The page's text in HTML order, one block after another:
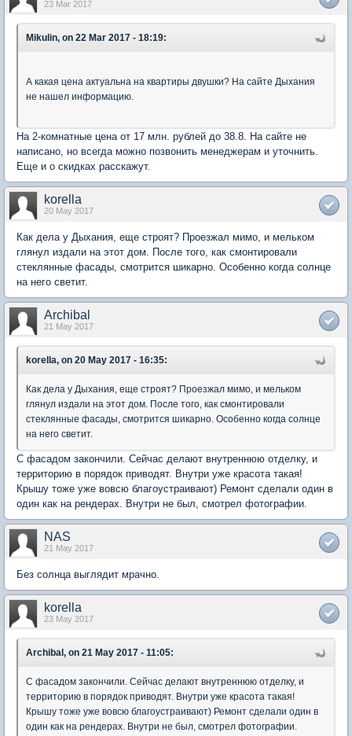
23 Mar 2017
Mikulin, on 22 Mar 2017 - 18:19:
А какая цена актуальна на квартиры двушки? На сайте Дыхания
не нашел информацию.
На 2-комнатные цена от 17 млн. рублей до 38.8. На сайте не
написано, но всегда можно позвонить менеджерам и уточнить.
Еще и о скидках расскажут.
korella
20 May 2017
Как дела у Дыхания, еще строят? Проезжал мимо, и мельком
глянул издали на этот дом. После того, как смонтировали
стеклянные фасады, смотрится шикарно. Особенно когда солнце
на него светит.
Archibal
21 May 2017
korella, on 20 May 2017 - 16:35:
Как дела у Дыхания, еще строят? Проезжал мимо, и мельком
глянул издали на этот дом. После того, как смонтировали
стеклянные фасады, смотрится шикарно. Особенно когда солнце
на него светит.
С фасадом закончили. Сейчас делают внутреннюю отделку, и
территорию в порядок приводят. Внутри уже красота такая!
Крышу тоже уже вовсю благоустраивают) Ремонт сделали один в
один как на рендерах. Внутри не был, смотрел фотографии.
NAS
21 May 2017
Без солнца выглядит мрачно.
korella
23 May 2017
Archibal, on 21 May 2017 - 11:05:
С фасадом закончили. Сейчас делают внутреннюю отделку, и
территорию в порядок приводят. Внутри уже красота такая!
Крышу тоже уже вовсю благоустраивают) Ремонт сделали один в
один как на рендерах. Внутри не был, смотрел фотографии.